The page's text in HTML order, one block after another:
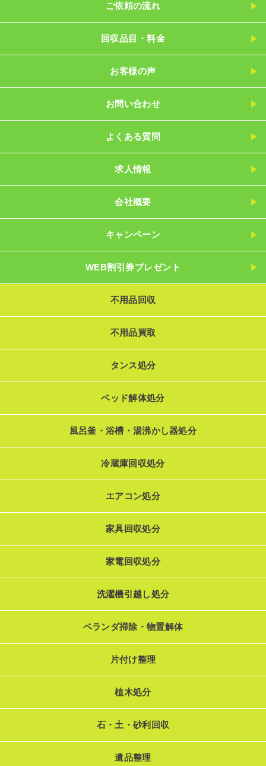
ご依頼の流れ
回収品目・料金
お客様の声
お問い合わせ
よくある質問
求人情報
会社概要
キャンペーン
WEB割引券プレゼント
不用品回収
不用品買取
タンス処分
ベッド解体処分
風呂釜・浴槽・湯沸かし器処分
冷蔵庫回収処分
エアコン処分
家具回収処分
家電回収処分
洗濯機引越し処分
ベランダ掃除・物置解体
片付け整理
植木処分
石・土・砂利回収
遺品整理